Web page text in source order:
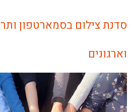
סדנת צילום בסמארטפון
וארגונים